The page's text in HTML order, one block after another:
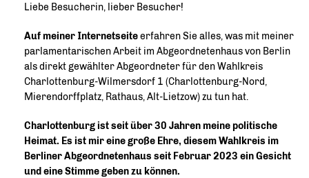
Liebe Besucherin, lieber Besucher!
Auf meiner Internetseiteerfahren Sie alles, was mit meiner
parlamentarischen Arbeit im Abgeordnetenhaus von Berlin
als direkt gewählter Abgeordneter für den Wahlkreis
Charlottenburg-Wilmersdorf 1 (Charlottenburg-Nord,
Mierendorffplatz, Rathaus, Alt-Lietzow) zu tun hat.
Charlottenburg ist seit über 30 Jahren meine politische
Heimat. Es ist mir eine große Ehre, diesem Wahlkreis im
Berliner Abgeordnetenhaus seit Februar 2023 ein Gesicht
und eine Stimme geben zu können.